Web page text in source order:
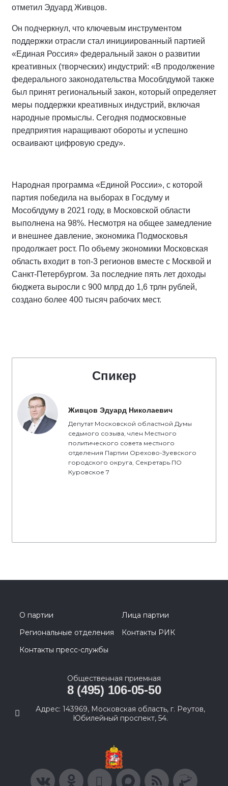
отметил Эдуард Живцов.
Он подчеркнул, что ключевым инструментом
поддержки отрасли стал инициированный партией
«Единая Россия» федеральный закон о развитии
креативных (творческих) индустрий: «В продолжение
федерального законодательства Мособлдумой также
был принят региональный закон, который определяет
меры поддержки креативных индустрий, включая
народные промыслы. Сегодня подмосковные
предприятия наращивают обороты и успешно
осваивают цифровую среду».
Народная программа «Единой России», с которой
партия победила на выборах в Госдуму и
Мособлдуму в 2021 году, в Московской области
выполнена на 98%. Несмотря на общее замедление
и внешнее давление, экономика Подмосковья
продолжает рост. По объему экономики Московская
область входит в топ-3 регионов вместе с Москвой и
Санкт-Петербургом. За последние пять лет доходы
бюджета выросли с 900 млрд до 1,6 трлн рублей,
создано более 400 тысяч рабочих мест.
Спикер
Живцов Эдуард Николаевич
Депутат Московской областной Думы
седьмого созыва, член Местного
политического совета местного
отделения Партии Орехово-Зуевского
городского округа, Секретарь ПО
Куровское 7
О партии
Лица партии
Региональные отделения
Контакты РИК
Контакты пресс-службы
Общественная приемная
8 (495) 106-05-50
Адрес: 143969, Московская область, г. Реутов,
Юбилейный проспект, 54.